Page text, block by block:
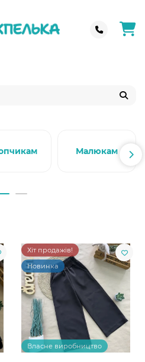
Малюкам
Хіт продажів!
Новинка
Власне виробництво